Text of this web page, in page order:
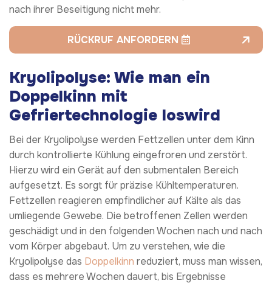
nach ihrer Beseitigung nicht mehr.
RÜCKRUF ANFORDERN
Kryolipolyse: Wie man ein
Doppelkinn mit
Gefriertechnologie loswird
Bei der Kryolipolyse werden Fettzellen unter dem Kinn
durch kontrollierte Kühlung eingefroren und zerstört.
Hierzu wird ein Gerät auf den submentalen Bereich
aufgesetzt. Es sorgt für präzise Kühltemperaturen.
Fettzellen reagieren empfindlicher auf Kälte als das
umliegende Gewebe. Die betroffenen Zellen werden
geschädigt und in den folgenden Wochen nach und nach
vom Körper abgebaut. Um zu verstehen, wie die
Kryolipolyse das Doppelkinn reduziert, muss man wissen,
dass es mehrere Wochen dauert, bis Ergebnisse